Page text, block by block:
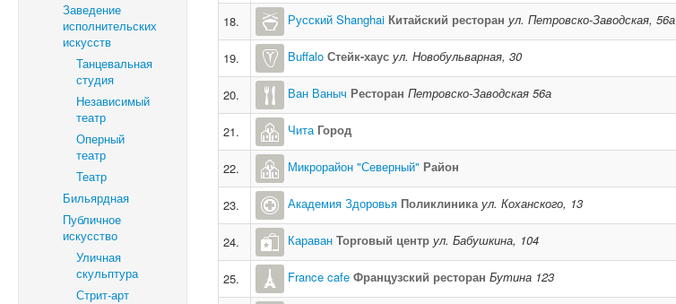
Заведение
исполнительских
искусств
Танцевальная
студия
Независимый
театр
Оперный
театр
Театр
Бильярдная
Публичное
искусство
Уличная
скульптура
Стрит-арт
18. Русский Shanghai Китайский ресторан ул. Петровско-Заводская, 56а
19. Buffalo Стейк-хаус ул. Новобульварная, 30
20. Ван Ваныч Ресторан Петровско-Заводская 56а
21. Чита Город
22. Микрорайон "Северный" Район
23. Академия Здоровья Поликлиника ул. Коханского, 13
24. Караван Торговый центр ул. Бабушкина, 104
25. France cafe Французский ресторан Бутина 123